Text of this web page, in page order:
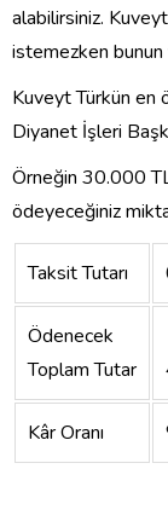
alabilirsiniz.
istemezken
Kuveyt Türkün en
Diyanet İşleri
Örneğin 30.000 TL
ödeyeceğiniz
Taksit Tutarı
Ödenecek
Toplam Tutar
Kâr Oranı